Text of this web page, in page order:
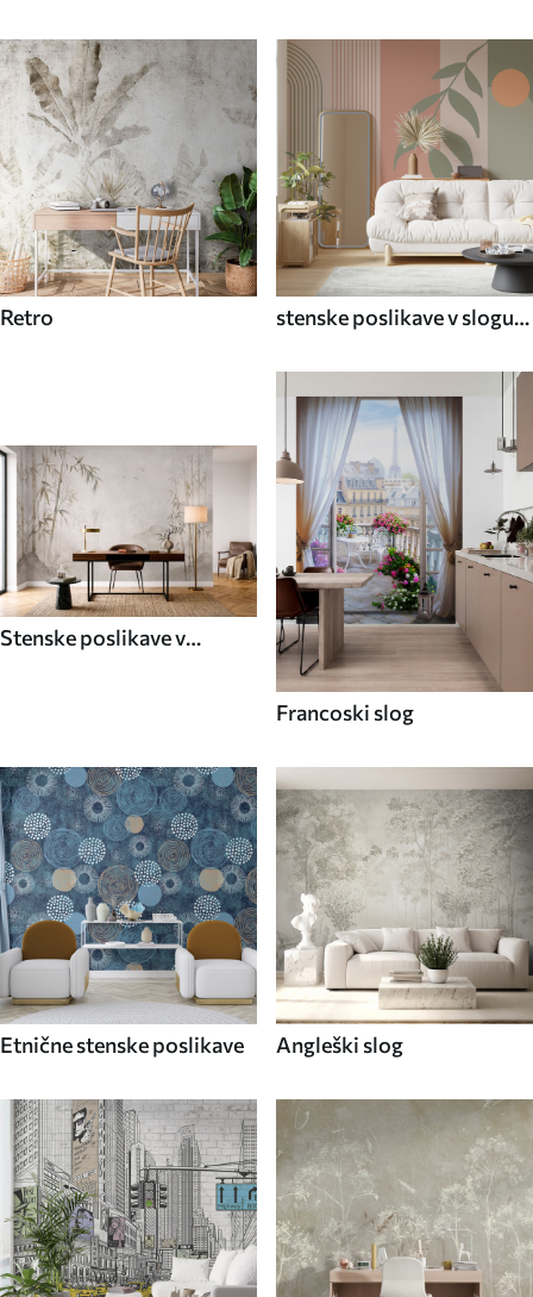
Retro
stenske poslikave v slogu
Stenske poslikave v
Francoski slog
Etnične stenske poslikave Angleški slog